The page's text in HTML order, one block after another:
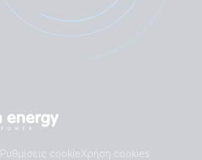
Ρυθμίσεις cookieΧρήση cookies